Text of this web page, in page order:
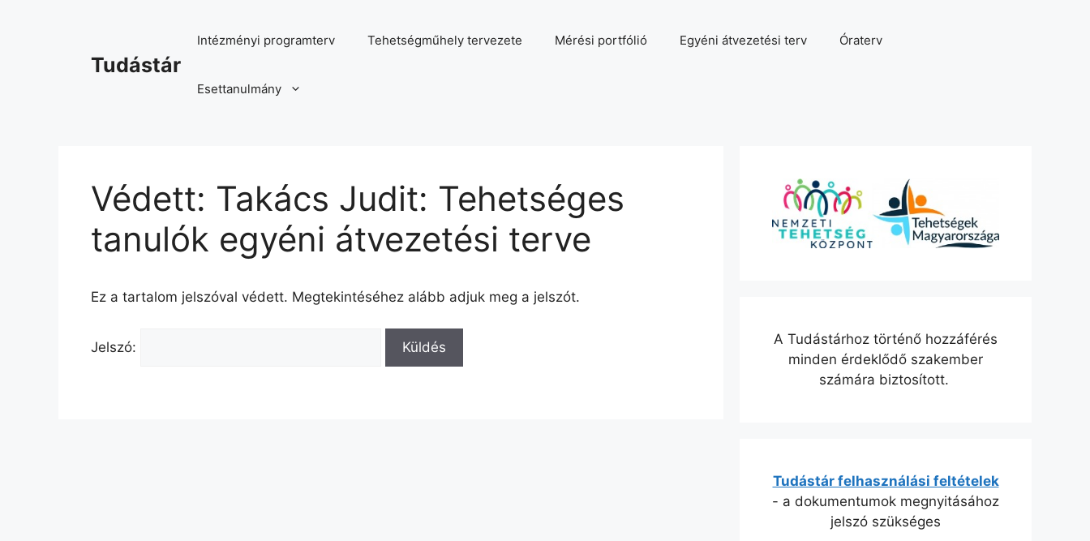
Tudástár
Intézményi programterv Tehetségműhely tervezete Mérési portfólió Egyéni átvezetési terv Óraterv
Esettanulmány
Védett: Takács Judit: Tehetséges
tanulók egyéni átvezetési terve
Ez a tartalom jelszóval védett. Megtekintéséhez alább adjuk meg a jelszót.
Jelszó:
A Tudástárhoz történő hozzáférés
minden érdeklődő szakember
számára biztosított.
Tudástár felhasználási feltételek
- a dokumentumok megnyitásához
jelszó szükséges